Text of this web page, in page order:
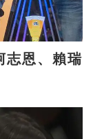
恩、賴瑞